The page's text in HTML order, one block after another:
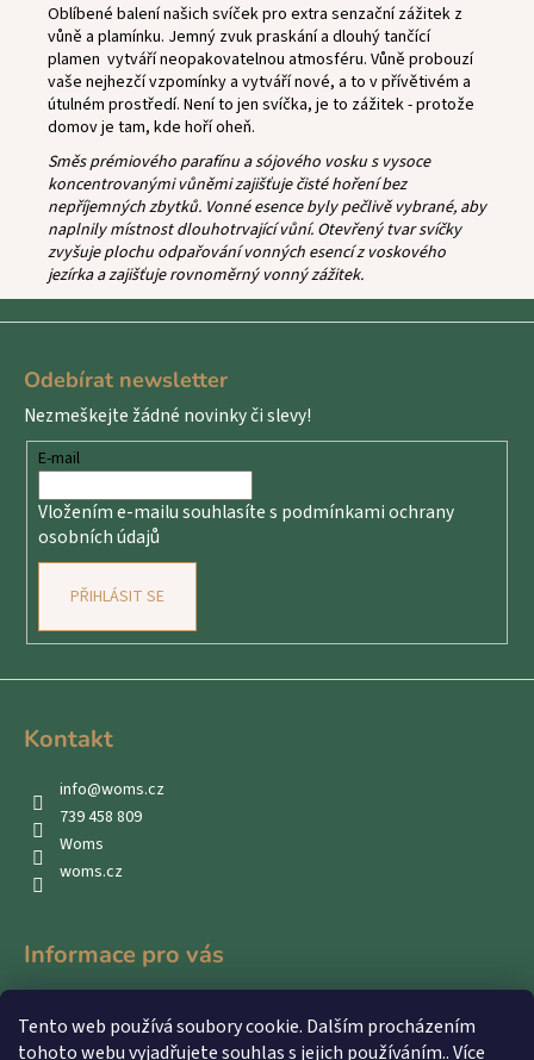
Tento web používá soubory cookie. Dalším procházením
tohoto webu vyjadřujete souhlas s jejich používáním.. Více
Oblíbené balení našich svíček pro extra senzační zážitek z
vůně a plamínku. Jemný zvuk praskání a dlouhý tančící
plamen vytváří neopakovatelnou atmosféru. Vůně probouzí
vaše nejhezčí vzpomínky a vytváří nové, a to v přívětivém a
útulném prostředí. Není to jen svíčka, je to zážitek - protože
domov je tam, kde hoří oheň.
Směs prémiového parafínu a sójového vosku s vysoce
koncentrovanými vůněmi zajišťuje čisté hoření bez
nepříjemných zbytků. Vonné esence byly pečlivě vybrané, aby
naplnily místnost dlouhotrvající vůní. Otevřený tvar svíčky
zvyšuje plochu odpařování vonných esencí z voskového
jezírka a zajišťuje rovnoměrný vonný zážitek.
Odebírat newsletter
Nezmeškejte žádné novinky či slevy!
E-mail
Vložením e-mailu souhlasíte s podmínkami ochrany
osobních údajů
PŘIHLÁSIT SE
Kontakt
info@woms.cz
739 458 809
Woms
woms.cz
Informace pro vás
Obchodní podmínky